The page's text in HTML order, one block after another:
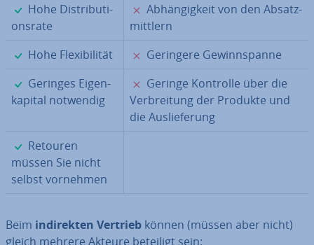
✓
Hohe Dis­tri­bu­ti­
ons­ra­te
✗
Ab­hän­gig­keit von den Ab­satz­
mitt­lern
✓
Hohe Fle­xi­bi­li­tät ✗
Geringere Ge­winn­span­ne
✓
Geringes Ei­gen­
ka­pi­tal notwendig
✗
Geringe Kontrolle über die
Ver­brei­tung der Produkte und
die Aus­lie­fe­rung
✓
Retouren
müssen Sie nicht
selbst vornehmen
Beim in­di­rek­ten Vertrieb können (müssen aber nicht)
gleich mehrere Akteure beteiligt sein: